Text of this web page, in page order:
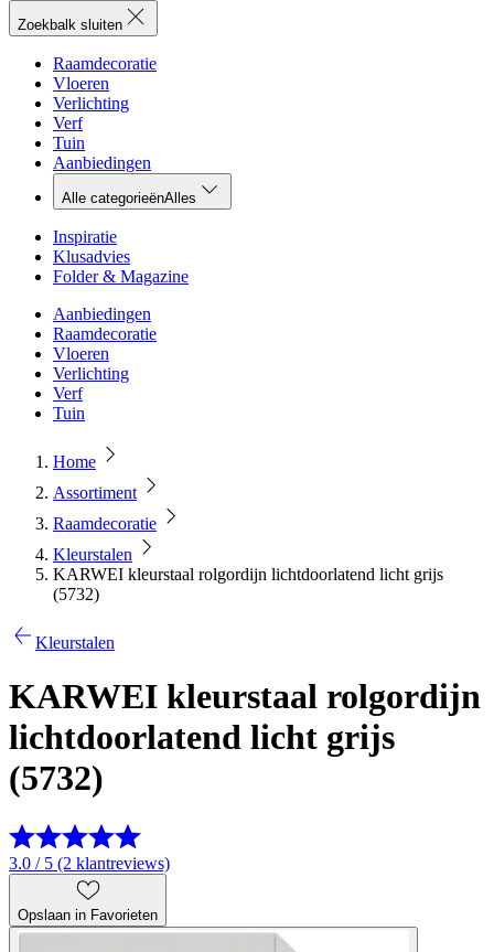
Zoekbalk sluiten
Raamdecoratie
Vloeren
Verlichting
Verf
Tuin
Aanbiedingen
Alle categorieënAlles
Inspiratie
Klusadvies
Folder & Magazine
Aanbiedingen
Raamdecoratie
Vloeren
Verlichting
Verf
Tuin
Home
Assortiment
Raamdecoratie
Kleurstalen
KARWEI kleurstaal rolgordijn lichtdoorlatend licht grijs
(5732)
Kleurstalen
KARWEI kleurstaal rolgordijn
lichtdoorlatend licht grijs
(5732)
3.0 / 5 (2 klantreviews)
Opslaan in Favorieten